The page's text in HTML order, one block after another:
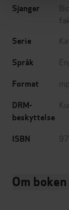
Sjanger
Serie
Språk
Format
DRM-
beskyttelse
ISBN
Om boken